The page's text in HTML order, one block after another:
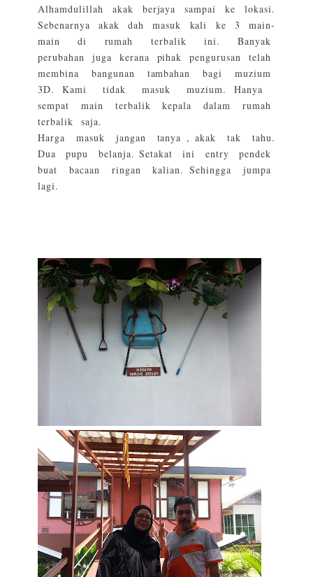
Alhamdulillah akak berjaya sampai ke lokasi.
Sebenarnya akak dah masuk kali ke 3 main-
main di rumah terbalik ini. Banyak
perubahan juga kerana pihak pengurusan telah
membina bangunan tambahan bagi muzium
3D. Kami tidak masuk muzium. Hanya
sempat main terbalik kepala dalam rumah
terbalik saja.
Harga masuk jangan tanya , akak tak tahu.
Dua pupu belanja. Setakat ini entry pendek
buat bacaan ringan kalian. Sehingga jumpa
lagi.